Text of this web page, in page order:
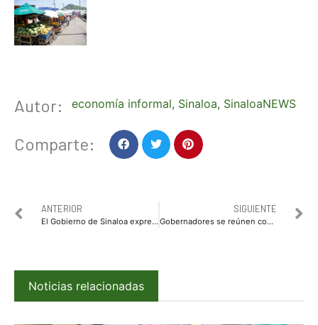
Autor: economía informal, Sinaloa, SinaloaNEWS
Comparte:
ANTERIOR
El Gobierno de Sinaloa expresa su solidaridad con la familia del menor Jesús Tadeo
SIGUIENTE
Gobernadores se reúnen con titular de Segob
Noticias relacionadas